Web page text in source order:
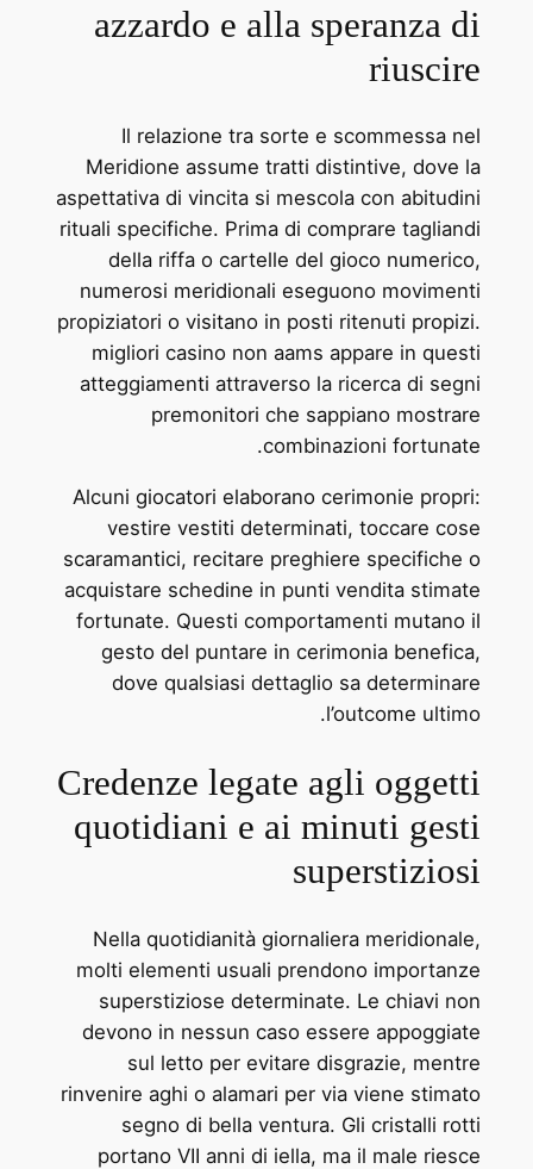
azzardo e alla speranza di
riuscire
Il relazione tra sorte e scommessa nel
Meridione assume tratti distintive, dove la
aspettativa di vincita si mescola con abitudini
rituali specifiche. Prima di comprare tagliandi
della riffa o cartelle del gioco numerico,
numerosi meridionali eseguono movimenti
propiziatori o visitano in posti ritenuti propizi.
migliori casino non aams appare in questi
atteggiamenti attraverso la ricerca di segni
premonitori che sappiano mostrare
combinazioni fortunate.
Alcuni giocatori elaborano cerimonie propri:
vestire vestiti determinati, toccare cose
scaramantici, recitare preghiere specifiche o
acquistare schedine in punti vendita stimate
fortunate. Questi comportamenti mutano il
gesto del puntare in cerimonia benefica,
dove qualsiasi dettaglio sa determinare
l’outcome ultimo.
Credenze legate agli oggetti
quotidiani e ai minuti gesti
superstiziosi
Nella quotidianità giornaliera meridionale,
molti elementi usuali prendono importanze
superstiziose determinate. Le chiavi non
devono in nessun caso essere appoggiate
sul letto per evitare disgrazie, mentre
rinvenire aghi o alamari per via viene stimato
segno di bella ventura. Gli cristalli rotti
portano VII anni di iella, ma il male riesce